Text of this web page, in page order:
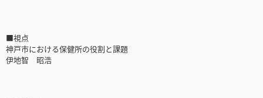
■視点
神戸市における保健所の役割と課題
伊地智 昭浩